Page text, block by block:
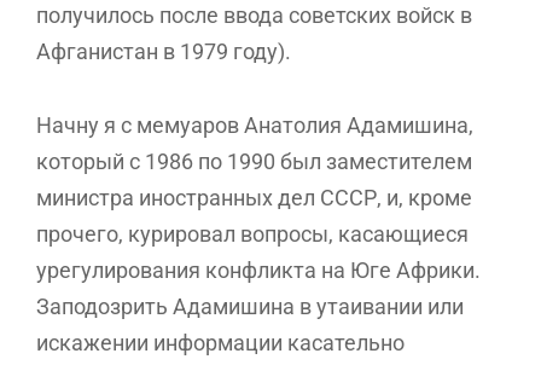
получилось после ввода советских войск в
Афганистан в 1979 году).
Начну я с мемуаров Анатолия Адамишина,
который с 1986 по 1990 был заместителем
министра иностранных дел СССР, и, кроме
прочего, курировал вопросы, касающиеся
урегулирования конфликта на Юге Африки.
Заподозрить Адамишина в утаивании или
искажении информации касательно